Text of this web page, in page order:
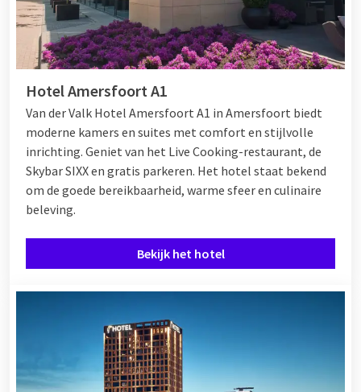
Hotel Amersfoort A1
Van der Valk Hotel Amersfoort A1 in Amersfoort biedt
moderne kamers en suites met comfort en stijlvolle
inrichting. Geniet van het Live Cooking-restaurant, de
Skybar SIXX en gratis parkeren. Het hotel staat bekend
om de goede bereikbaarheid, warme sfeer en culinaire
beleving.
Bekijk het hotel